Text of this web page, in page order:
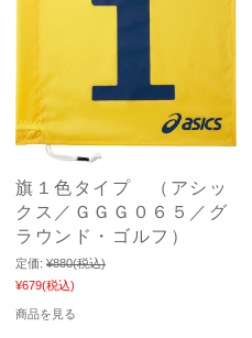
旗１色タイプ （アシッ
クス／ＧＧＧ０６５／グ
ラウンド・ゴルフ）
定価: ¥880(税込)
¥679(税込)
商品を見る